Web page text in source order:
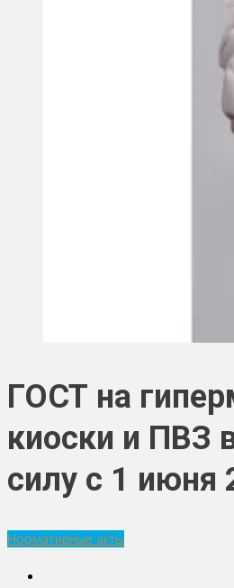
ГОСТ на
киоски и ПВЗ
силу с 1 июня
Нормативные акты